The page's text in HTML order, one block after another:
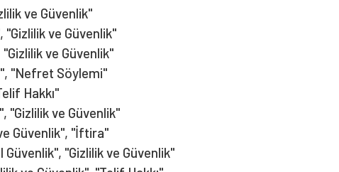
ve Güvenlik"
ve Güvenlik"
ve Güvenlik"
"Nefret Söylemi"
Hakkı"
"Gizlilik ve Güvenlik"
Güvenlik", "İftira"
Güvenlik", "Gizlilik ve Güvenlik"